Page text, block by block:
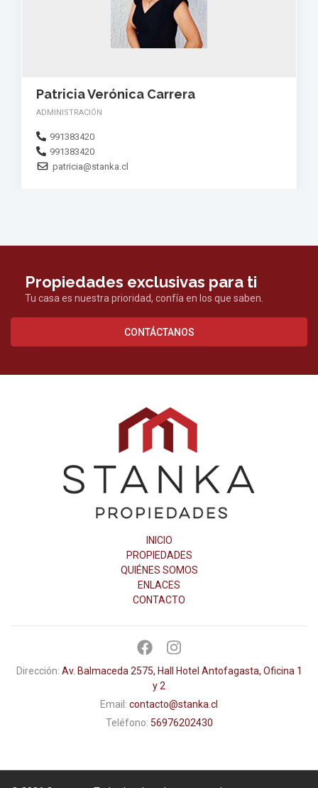
Secretaria Stanka
Propiedades exclusivas para ti
Tu casa es nuestra prioridad, confía en los que saben.
CONTÁCTANOS
INICIO
PROPIEDADES
QUIÉNES SOMOS
ENLACES
CONTACTO
Dirección: Av. Balmaceda 2575, Hall Hotel Antofagasta, Oficina 1
y 2
Email: contacto@stanka.cl
Teléfono: 56976202430